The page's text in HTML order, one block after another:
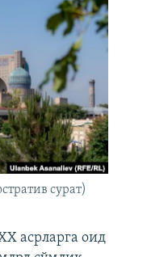
сурат)
асрларга оид